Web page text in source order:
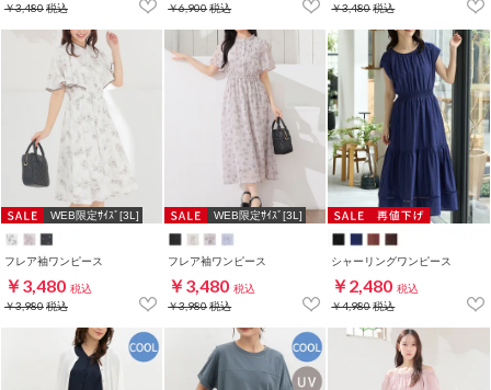
￥3,480税込
￥6,900税込
￥3,480税込
WEB限定ｻｲｽﾞ[3L]
フレア袖ワンピース
￥3,480 税込
￥3,980税込
WEB限定ｻｲｽﾞ[3L]
フレア袖ワンピース
￥3,480 税込
￥3,980税込
シャーリングワンピース
￥2,480 税込
￥4,980税込